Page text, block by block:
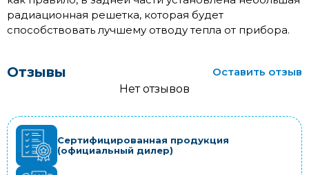
радиационная решетка, которая будет
способствовать лучшему отводу тепла от прибора.
Отзывы
Оставить отзыв
Нет отзывов
Сертифицированная продукция
(официальный дилер)